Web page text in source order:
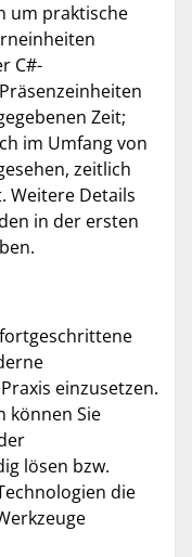
um praktische
C#-
Zeit;
im Umfang von
zeitlich
Weitere Details
in der ersten
einzusetzen.
können Sie
lösen bzw.
die